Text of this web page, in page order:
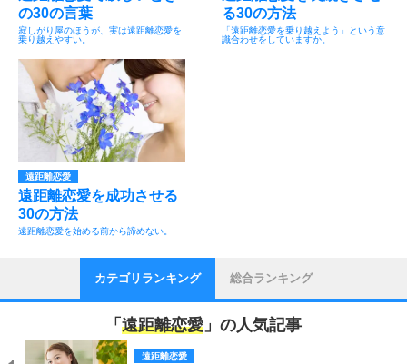
の30の言葉
寂しがり屋のほうが、実は遠距離恋愛を
乗り越えやすい。
る30の方法
「遠距離恋愛を乗り越えよう」という意
識合わせをしていますか。
遠距離恋愛
遠距離恋愛を成功させる
30の方法
遠距離恋愛を始める前から諦めない。
カテゴリランキング 総合ランキング
「 遠距離恋愛 」の人気記事
遠距離恋愛